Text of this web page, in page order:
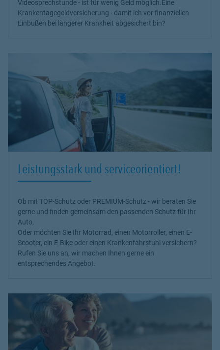
Videosprechstunde - ist für wenig Geld möglich.Eine
Krankentagegeldversicherung - damit ich vor finanziellen
Einbußen bei längerer Krankheit abgesichert bin?
Leistungsstark und serviceorientiert!
Ob mit TOP-Schutz oder PREMIUM-Schutz - wir beraten Sie
gerne und finden gemeinsam den passenden Schutz für Ihr
Auto,
Oder möchten Sie Ihr Motorrad, einen Motorroller, einen E-
Scooter, ein E-Bike oder einen Krankenfahrstuhl versichern?
Rufen Sie uns an, wir machen Ihnen gerne ein
entsprechendes Angebot.